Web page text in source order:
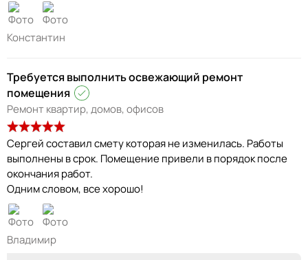
Константин
Требуется выполнить освежающий ремонт
помещения
Ремонт квартир, домов, офисов
Сергей составил смету которая не изменилась. Работы
выполнены в срок. Помещение привели в порядок после
окончания работ.
Одним словом, все хорошо!
Владимир